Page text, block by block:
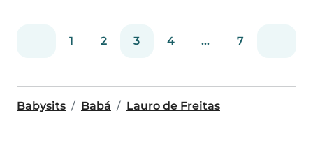
1 2 3 4 ... 7
Babysits Babá Lauro de Freitas